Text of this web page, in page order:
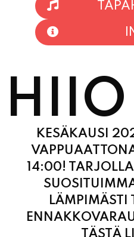
KESÄKAUSI
14:00!
LÄMPIMÄSTI
TÄSTÄ